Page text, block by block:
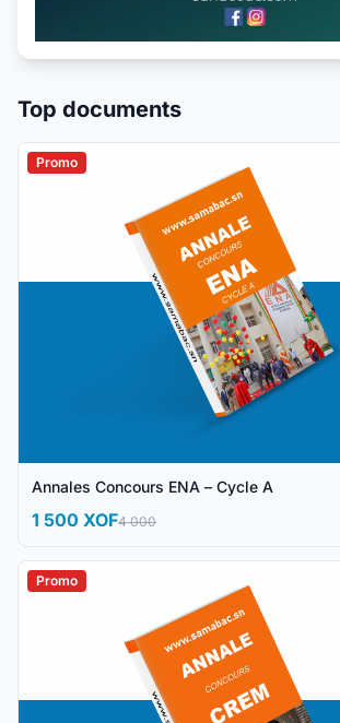
Top documents
Promo
Annales Concours ENA – Cycle A
1 500 XOF4 000
Promo